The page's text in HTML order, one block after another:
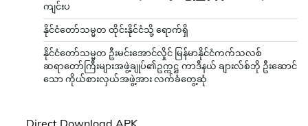
ကျင်းပ
နိုင်ငံတော်သမ္မတ ထိုင်းနိုင်ငံသို့ ရောက်ရှိ
နိုင်ငံတော်သမ္မတ ဦးမင်းအောင်လှိုင် မြန်မာနိုင်ငံကက်သလစ်
ဆရာတော်ကြီးများအဖွဲ့ချုပ်၏ဥက္ကဋ္ဌ ကာဒီနယ် ချားလ်စ်ဘို ဦးဆောင်
သော ကိုယ်စားလှယ်အဖွဲ့အား လက်ခံတွေ့ဆုံ
Direct Download APK